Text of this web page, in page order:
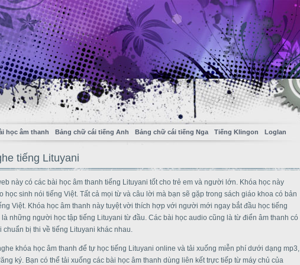
học âm thanh Bảng chữ cái tiếng Anh Bảng chữ cái tiếng Nga Tiếng Klingon Loglan
tiếng Lituyani
này có các bài học âm thanh tiếng Lituyani tốt cho trẻ em và người lớn. Khóa học này
học sinh nói tiếng Việt. Tất cả mọi từ và câu lời mà bạn sẽ gặp trong sách giáo khoa có bản
Việt. Khóa học âm thanh này tuyệt vời thích hợp với người mới ngay bắt đầu học tiếng
là những người học tập tiếng Lituyani từ đầu. Các bài học audio cũng là từ điển âm thanh có
chuẩn bị thi về tiếng Lituyani khác nhau.
khóa học âm thanh để tự học tiếng Lituyani online và tải xuống miễn phí dưới dạng mp3,
ký. Bạn có thể tải xuống các bài học âm thanh dùng liên kết trực tiếp từ máy chủ của